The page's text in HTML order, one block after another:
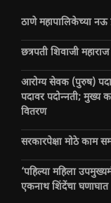
ठाणे महापालिकेच्या नऊ
छत्रपती शिवाजी
आरोग्य सेवक (पुरुष)
पदावर पदोन्नती; मुख्य
वितरण
सरकारपेक्षा मोठे
‘पहिल्या महिला
एकनाथ शिंदेंचा घणाघात